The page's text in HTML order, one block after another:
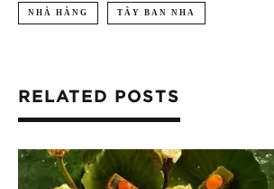
NHÀ HÀNG TÂY BAN NHA
RELATED POSTS